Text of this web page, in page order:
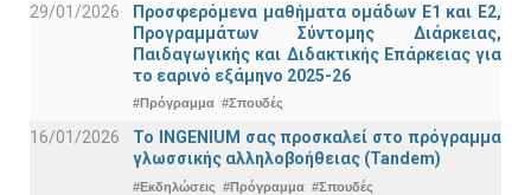
29/01/2026
Προσφερόμενα μαθήματα ομάδων Ε1 και Ε2,
Προγραμμάτων Σύντομης Διάρκειας,
Παιδαγωγικής και Διδακτικής Επάρκειας για
το εαρινό εξάμηνο 2025-26
#Πρόγραμμα #Σπουδές
16/01/2026
Το INGENIUM σας προσκαλεί στο πρόγραμμα
γλωσσικής αλληλοβοήθειας (Tandem)
#Εκδηλώσεις #Πρόγραμμα #Σπουδές